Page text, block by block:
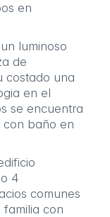
en
luminoso
de
costado una
en el
se encuentra
con baño en
4
comunes
con